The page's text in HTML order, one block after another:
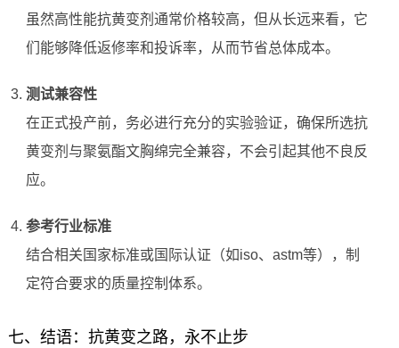
虽然高性能抗黄变剂通常价格较高，但从长远来看，它
们能够降低返修率和投诉率，从而节省总体成本。
测试兼容性
在正式投产前，务必进行充分的实验验证，确保所选抗
黄变剂与聚氨酯文胸绵完全兼容，不会引起其他不良反
应。
参考行业标准
结合相关国家标准或国际认证（如iso、astm等），制
定符合要求的质量控制体系。
七、结语：抗黄变之路，永不止步